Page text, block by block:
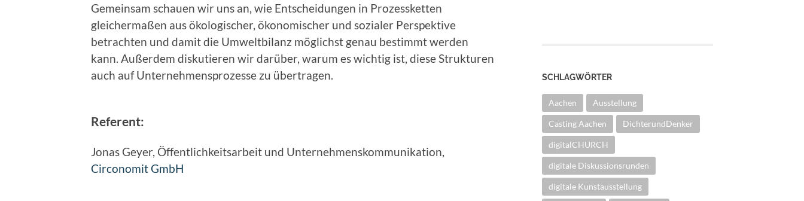
Gemeinsam schauen wir uns an, wie Entscheidungen in Prozessketten
gleichermaßen aus ökologischer, ökonomischer und sozialer Perspektive
betrachten und damit die Umweltbilanz möglichst genau bestimmt werden
kann. Außerdem diskutieren wir darüber, warum es wichtig ist, diese Strukturen
auch auf Unternehmensprozesse zu übertragen.
Referent:
Jonas Geyer, Öffentlichkeitsarbeit und Unternehmenskommunikation,
Circonomit GmbH
SCHLAGWÖRTER
Aachen Ausstellung
Casting Aachen DichterundDenker
digitalCHURCH
digitale Diskussionsrunden
digitale Kunstausstellung